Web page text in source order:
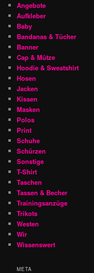
Angebote
Aufkleber
Baby
Bandanas & Tücher
Banner
Cap & Mütze
Hoodie & Sweatshirt
Hosen
Jacken
Kissen
Masken
Polos
Print
Schuhe
Schürzen
Sonstige
T-Shirt
Taschen
Tassen & Becher
Trainingsanzüge
Trikots
Westen
Wir
Wissenswert
META